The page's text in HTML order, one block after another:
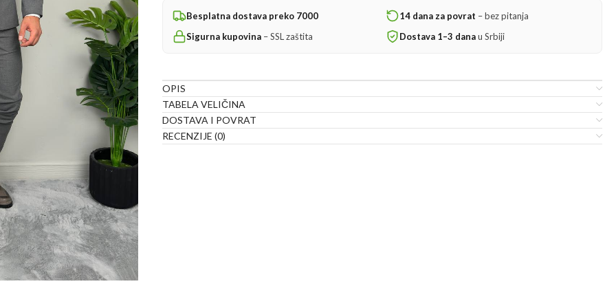
Besplatna dostava preko 7000 14 dana za povrat – bez pitanja
Sigurna kupovina – SSL zaštita Dostava 1–3 danau Srbiji
OPIS
TABELA VELIČINA
DOSTAVA I POVRAT
RECENZIJE (0)